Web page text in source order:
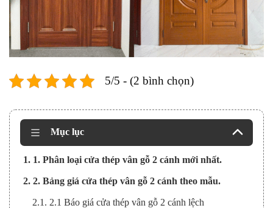
5/5 - (2 bình chọn)
Mục lục
1. 1. Phân loại cửa thép vân gỗ 2 cánh mới nhất.
2. 2. Bảng giá cửa thép vân gỗ 2 cánh theo mẫu.
2.1. 2.1 Báo giá cửa thép vân gỗ 2 cánh lệch